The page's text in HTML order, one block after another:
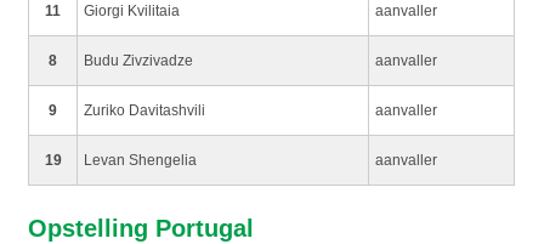
11 Giorgi Kvilitaia aanvaller
8 Budu Zivzivadze aanvaller
9 Zuriko Davitashvili aanvaller
19 Levan Shengelia aanvaller
Opstelling Portugal